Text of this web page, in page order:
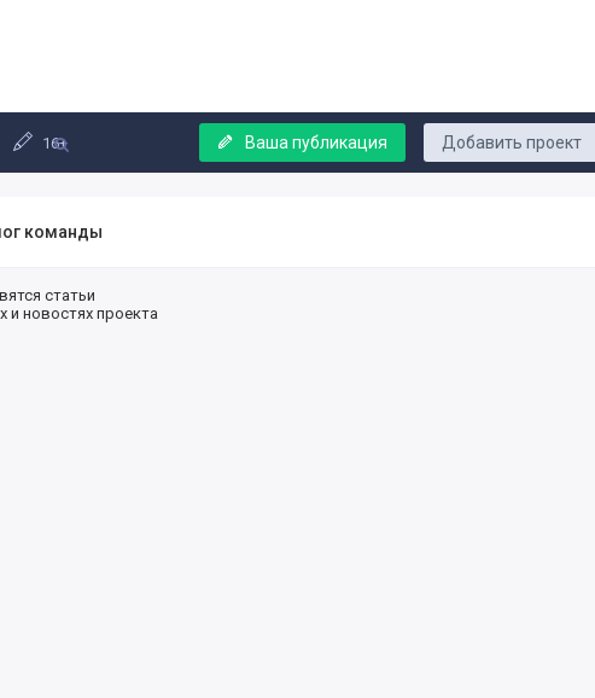
Добавить проект
Ваша публикация
16+
команды
статьи
и новостях проекта